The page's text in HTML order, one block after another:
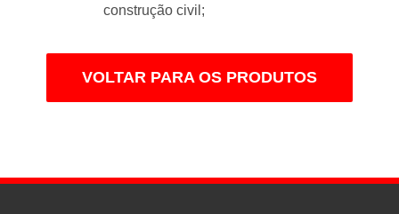
construção civil;
VOLTAR PARA OS PRODUTOS